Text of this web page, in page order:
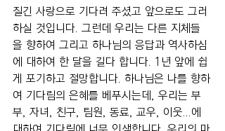
질긴 사랑으로 기다려 주셨고 앞으로도 그러
하실 것입니다. 그런데 우리는 다른 지체들
을 향하여 그리고 하나님의 응답과 역사하심
에 대하여 한 달을 길다 합니다. 1년 앞에 쉽
게 포기하고 절망합니다. 하나님은 나를 향하
여 기다림의 은혜를 베푸시는데, 우리는 부
부, 자녀, 친구, 팀원, 동료, 교우, 이웃...에